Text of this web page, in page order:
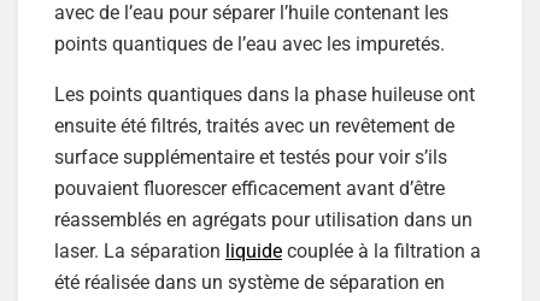
avec de l’eau pour séparer l’huile contenant les
points quantiques de l’eau avec les impuretés.
Les points quantiques dans la phase huileuse ont
ensuite été filtrés, traités avec un revêtement de
surface supplémentaire et testés pour voir s’ils
pouvaient fluorescer efficacement avant d’être
réassemblés en agrégats pour utilisation dans un
laser. La séparation liquide couplée à la filtration a
été réalisée dans un système de séparation en